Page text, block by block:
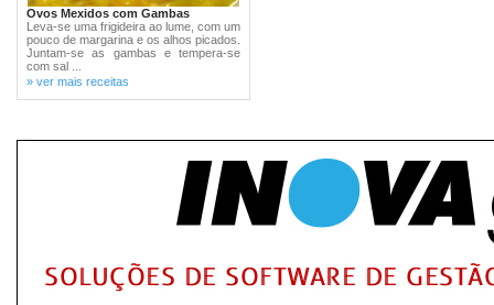
Ovos Mexidos com Gambas
Leva-se uma frigideira ao lume, com um
pouco de margarina e os alhos picados.
Juntam-se as gambas e tempera-se
com sal ...
» ver mais receitas